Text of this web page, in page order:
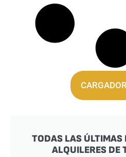
TODAS LAS ÚLTIMAS
ALQUILERES DE